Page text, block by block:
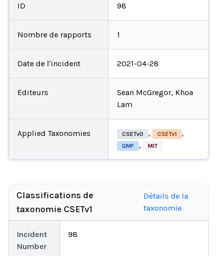
ID 98
Nombre de rapports 1
Date de l'incident 2021-04-28
Editeurs
Sean McGregor, Khoa
Lam
Applied Taxonomies CSETv0 , CSETv1 ,
GMF , MIT
Classifications de
taxonomie CSETv1
Détails de la
taxonomie
Incident
Number
98